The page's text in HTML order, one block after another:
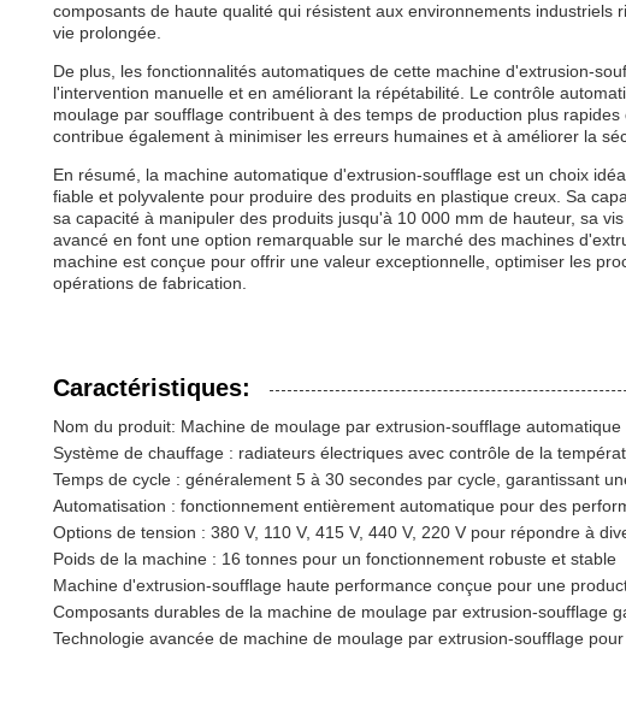
composants de haute qualité qui résistent aux environnements
vie prolongée.
De plus, les fonctionnalités automatiques de cette machine d'extrusion-
l'intervention manuelle et en améliorant la répétabilité. Le contrôle
moulage par soufflage contribuent à des temps de production plus
contribue également à minimiser les erreurs humaines et à améliorer la
En résumé, la machine automatique d'extrusion-soufflage est un choix
fiable et polyvalente pour produire des produits en plastique creux. Sa
sa capacité à manipuler des produits jusqu'à 10 000 mm de hauteur, sa
avancé en font une option remarquable sur le marché des machines
machine est conçue pour offrir une valeur exceptionnelle, optimiser les
opérations de fabrication.
Caractéristiques:
Nom du produit: Machine de moulage par extrusion-soufflage automatique
Système de chauffage : radiateurs électriques avec contrôle de la
Temps de cycle : généralement 5 à 30 secondes par cycle, garantissant
Automatisation : fonctionnement entièrement automatique pour des
Options de tension : 380 V, 110 V, 415 V, 440 V, 220 V pour répondre à
Poids de la machine : 16 tonnes pour un fonctionnement robuste et stable
Machine d'extrusion-soufflage haute performance conçue pour une
Composants durables de la machine de moulage par extrusion-soufflage
Technologie avancée de machine de moulage par extrusion-soufflage